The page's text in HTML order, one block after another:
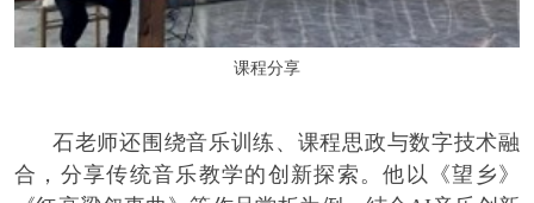
课程分享
石老师还围绕音乐训练、课程思政与数字技术融
合，分享传统音乐教学的创新探索。他以《望乡》